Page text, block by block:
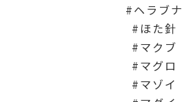
ヘラブナ
ほた針
マクブ
マグロ
マゾイ